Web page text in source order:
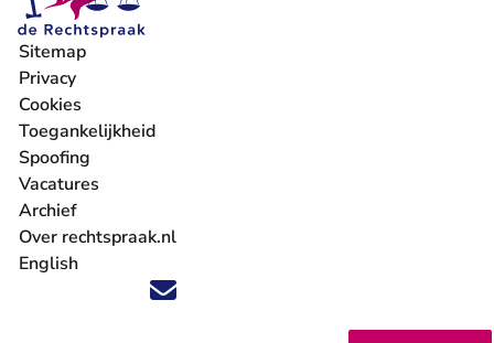
Volg ons op X (Twitter) - U verlaat Rechtspraak.nl
Volg ons op Facebook - U verlaat Rechtspraak.nl
Volg ons op Instagram - U verlaat Rechtspraak.nl
Volg ons op Youtube - U verlaat Rechtspraak.nl
Volg ons op LinkedIn - U verlaat
'Blijf op de hoogte' nieuwsbrief - U verlaat
Sitemap
Privacy
Cookies
Toegankelijkheid
Spoofing
Vacatures
- U verlaat Rechtspraak.nl
Archief
Over rechtspraak.nl
English